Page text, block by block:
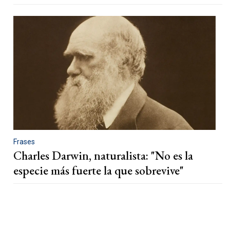
Frases
Charles Darwin, naturalista: "No es la
especie más fuerte la que sobrevive"